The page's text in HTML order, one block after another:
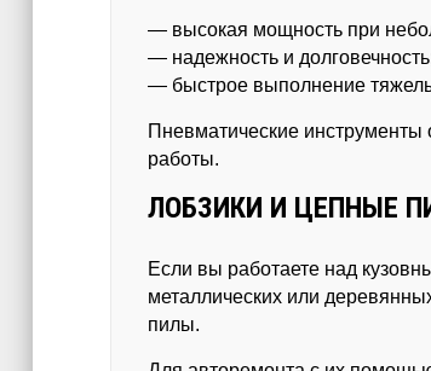
— высокая мощность при
— надежность и
— быстрое выполнение
Пневматические инструменты
работы.
ЛОБЗИКИ И ЦЕПНЫЕ
Если вы работаете над
металлических или
пилы.